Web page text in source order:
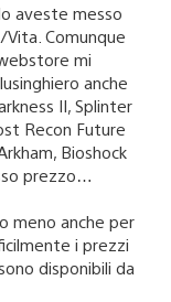
aveste messo
Comunque
mi
anche
II, Splinter
Recon Future
Bioshock
prezzo…
meno anche per
i prezzi
disponibili da